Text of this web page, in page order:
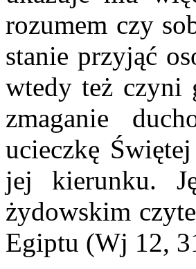
rozumem czy
stanie przyjąć
wtedy też czyni
zmaganie
ucieczkę
jej kierunku.
żydowskim
Egiptu (Wj 12,